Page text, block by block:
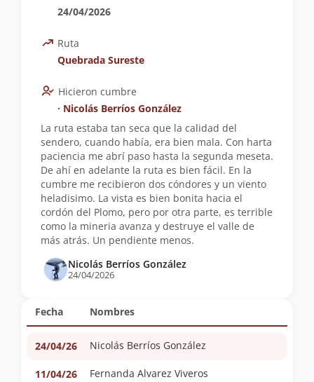
Fecha Nombres
24/04/26 Nicolás Berríos González
11/04/26 Fernanda Alvarez Viveros
24/04/2026
Ruta
Quebrada Sureste
Hicieron cumbre
∙ Nicolás Berríos González
La ruta estaba tan seca que la calidad del
sendero, cuando había, era bien mala. Con harta
paciencia me abrí paso hasta la segunda meseta.
De ahí en adelante la ruta es bien fácil. En la
cumbre me recibieron dos cóndores y un viento
heladisimo. La vista es bien bonita hacia el
cordón del Plomo, pero por otra parte, es terrible
como la mineria avanza y destruye el valle de
más atrás. Un pendiente menos.
Nicolás Berríos González
24/04/2026